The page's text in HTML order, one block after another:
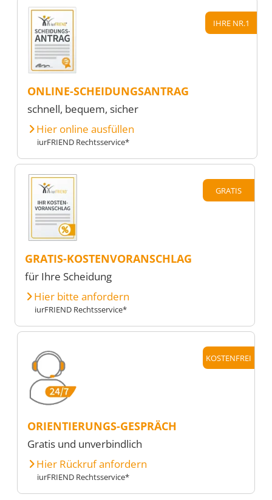
IHRE NR.1
ONLINE-SCHEIDUNGSANTRAG
schnell, bequem, sicher
Hier online ausfüllen
iurFRIEND Rechtsservice*
GRATIS
GRATIS-KOSTENVORANSCHLAG
für Ihre Scheidung
Hier bitte anfordern
iurFRIEND Rechtsservice*
KOSTENFREI
ORIENTIERUNGS-GESPRÄCH
Gratis und unverbindlich
Hier Rückruf anfordern
iurFRIEND Rechtsservice*